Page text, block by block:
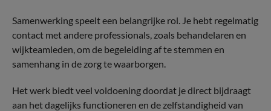
Samenwerking speelt een belangrijke rol. Je hebt regelmatig
contact met andere professionals, zoals behandelaren en
wijkteamleden, om de begeleiding af te stemmen en
samenhang in de zorg te waarborgen.
Het werk biedt veel voldoening doordat je direct bijdraagt
aan het dagelijks functioneren en de zelfstandigheid van